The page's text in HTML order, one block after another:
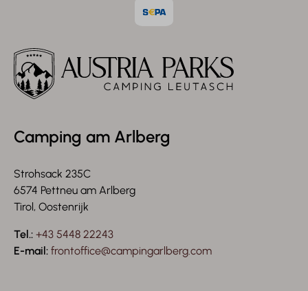
Camping am Arlberg
Strohsack 235C
6574 Pettneu am Arlberg
Tirol, Oostenrijk
Tel.: +43 5448 22243
E-mail: frontoffice@campingarlberg.com